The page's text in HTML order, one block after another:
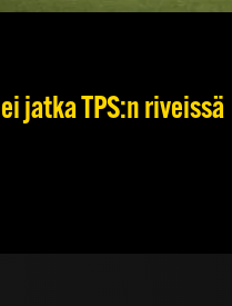
jatka TPS:n riveissä